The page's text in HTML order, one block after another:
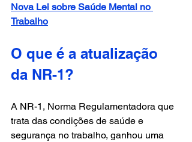
Nova Lei sobre Saúde Mental no
Trabalho
O que é a atualização
da NR-1?
A NR-1, Norma Regulamentadora que
trata das condições de saúde e
segurança no trabalho, ganhou uma